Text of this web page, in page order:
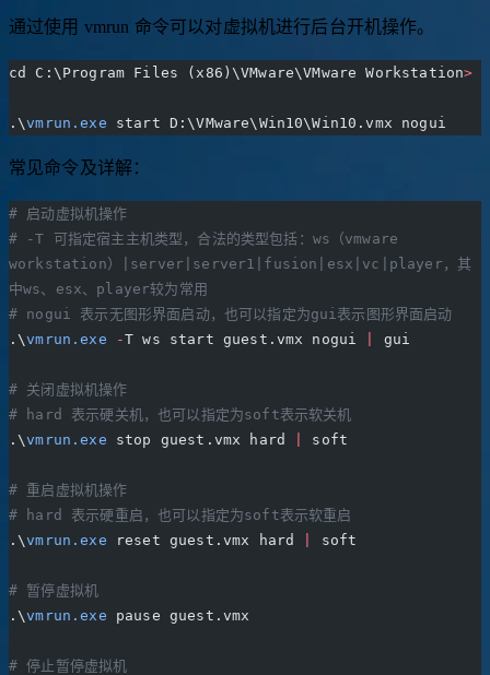
通过使用 vmrun 命令可以对虚拟机进行后台开机操作。
cd C:\Program Files (x86)\VMware\VMware Workstation>
.\vmrun.exe start D:\VMware\Win10\Win10.vmx nogui
常见命令及详解：
# 启动虚拟机操作
# -T 可指定宿主主机类型，合法的类型包括：ws（vmware
workstation）|server|server1|fusion|esx|vc|player，其
中ws、esx、player较为常用
# nogui 表示无图形界面启动，也可以指定为gui表示图形界面启动
.\vmrun.exe -T ws start guest.vmx nogui gui
# 关闭虚拟机操作
# hard 表示硬关机，也可以指定为soft表示软关机
.\vmrun.exe stop guest.vmx hard soft
# 重启虚拟机操作
# hard 表示硬重启，也可以指定为soft表示软重启
.\vmrun.exe reset guest.vmx hard soft
# 暂停虚拟机
.\vmrun.exe pause guest.vmx
# 停止暂停虚拟机